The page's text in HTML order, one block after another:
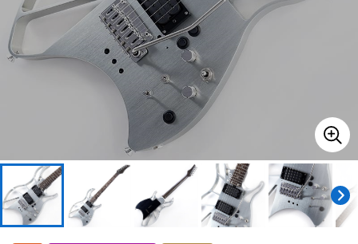
管楽器 その他楽器
DTM オンライン納品 レコーディング機器